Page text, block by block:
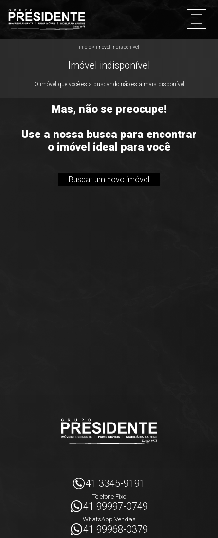
início > imóvel indisponível
Imóvel indisponível
O imóvel que você está buscando não está mais disponível
Mas, não se preocupe!
Use a nossa busca para encontrar
o imóvel ideal para você
Buscar um novo imóvel
41 3345-9191
Telefone Fixo
41 99997-0749
WhatsApp Vendas
41 99968-0379